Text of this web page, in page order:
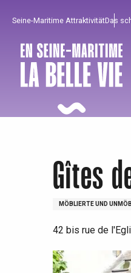
principal
Seine-Maritime AttraktivitätDas
Um zu
Unumgänglich
Gut aus der
Gîtes
MÖBLIERTE UND
42 bis rue de